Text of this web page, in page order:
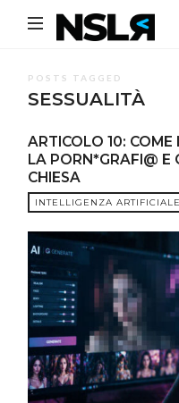
Noi
POSTS TAGGED
SESSUALITÀ
ARTICOLO 10:
LA PORN*GRAFI@ E
CHIESA
INTELLIGENZA